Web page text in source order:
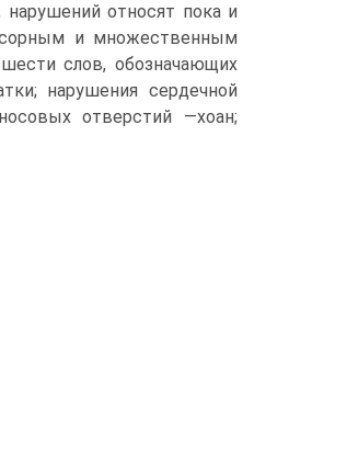
относят пока и
и множественным
слов, обозначающих
нарушения сердечной
отверстий —хоан;